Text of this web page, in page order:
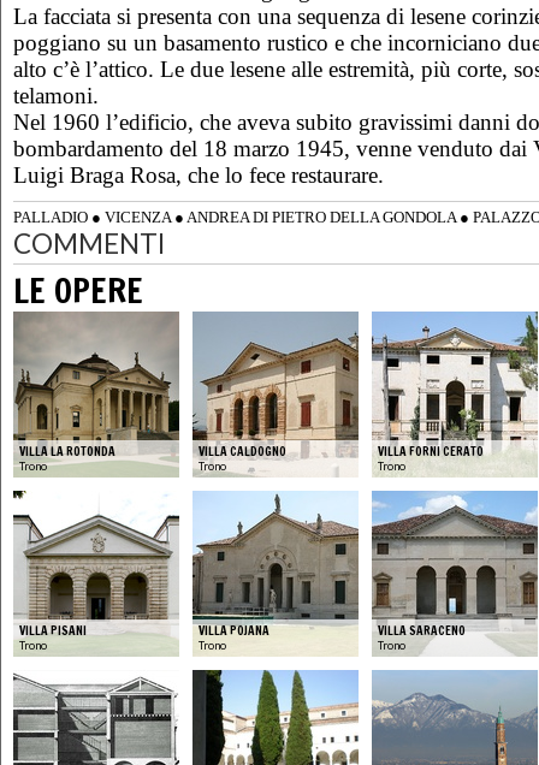
La facciata si presenta con una sequenza di lesene
poggiano su un basamento rustico e che incorniciano
alto c’è l’attico. Le due lesene alle estremità, più corte,
telamoni.
Nel 1960 l’edificio, che aveva subito gravissimi danni
bombardamento del 18 marzo 1945, venne venduto dai
Luigi Braga Rosa, che lo fece restaurare.
PALLADIO ● VICENZA ● ANDREA DI PIETRO DELLA GONDOLA ●
COMMENTI
LE OPERE
VILLA LA ROTONDA
Trono
VILLA CALDOGNO
Trono
VILLA FORNI CERATO
Trono
VILLA PISANI
Trono
VILLA POJANA
Trono
VILLA SARACENO
Trono